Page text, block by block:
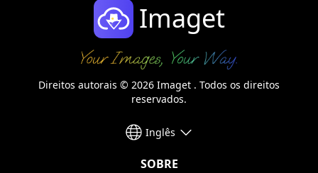
Imaget
Direitos autorais © 2026 Imaget . Todos os direitos
reservados.
Inglês
SOBRE